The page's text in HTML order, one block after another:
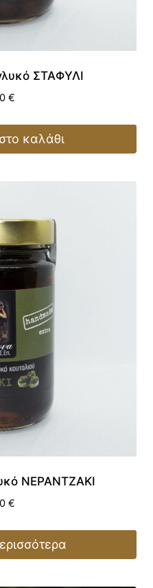
ΣΤΑΦΥΛΙ
€
καλάθι
ΝΕΡΑΝΤΖΑΚΙ
€